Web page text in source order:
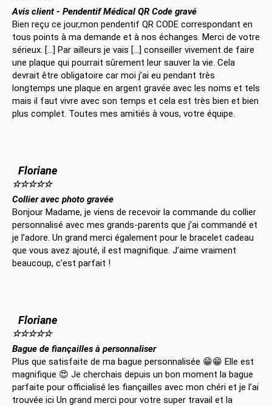
Avis client - Pendentif Médical QR Code gravé
Bien reçu ce jour,mon pendentif QR CODE correspondant en
tous points à ma demande et à nos échanges. Merci de votre
sérieux. […] Par ailleurs je vais […] conseiller vivement de faire
une plaque qui pourrait sûrement leur sauver la vie. Cela
devrait être obligatoire car moi j’ai eu pendant très
longtemps une plaque en argent gravée avec les noms et tels
mais il faut vivre avec son temps et cela est très bien et bien
plus complet. Toutes mes amitiés à vous, votre équipe.
Floriane
☆☆☆☆☆
Collier avec photo gravée
Bonjour Madame, je viens de recevoir la commande du collier
personnalisé avec mes grands-parents que j’ai commandé et
je l’adore. Un grand merci également pour le bracelet cadeau
que vous avez ajouté, il est magnifique. J’aime vraiment
beaucoup, c’est parfait !
Floriane
☆☆☆☆☆
Bague de fiançailles à personnaliser
Plus que satisfaite de ma bague personnalisée 😁😁 Elle est
magnifique 😍 Je cherchais depuis un bon moment la bague
parfaite pour officialisé les fiançailles avec mon chéri et je l’ai
trouvée ici Un grand merci pour votre super travail et la